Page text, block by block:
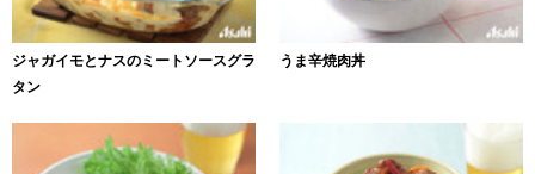
ジャガイモとナスのミートソースグラ
タン
うま辛焼肉丼